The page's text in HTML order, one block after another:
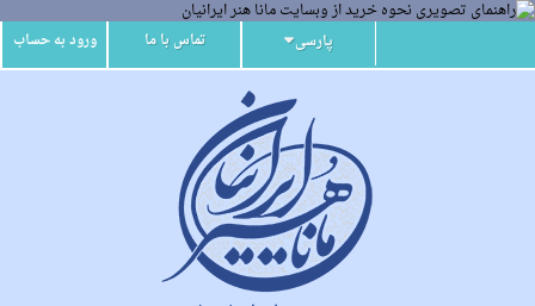
ورود به حساب تماس با ما پارسی